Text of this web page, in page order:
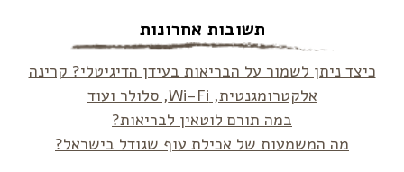
תשובות אחרונות
כיצד ניתן לשמור על הבריאות בעידן הדיגיטלי? קרינה
אלקטרומגנטית, Wi-Fi, סלולר ועוד
במה תורם לוטאין לבריאות?
מה המשמעות של אכילת עוף שגודל בישראל?